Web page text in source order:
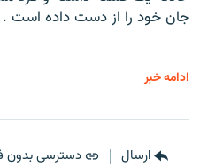
جان خود را از دست داده است .
ادامه خبر
ارسال دسترسی بدون